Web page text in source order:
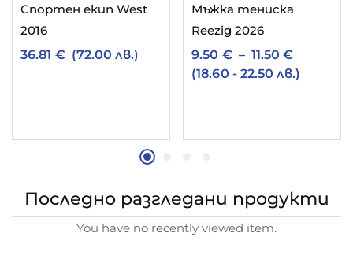
Спортен екип West
2016
36.81 € (72.00 лв.)
Мъжка тениска
Reezig 2026
9.50 € – 11.50€
(18.60 - 22.50 лв.)
Последно разгледани продукти
You have no recently viewed item.